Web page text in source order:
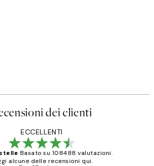
dei clienti
ECCELLENTI
Basato su 108488 valutazioni.
alcune delle recensioni qui.